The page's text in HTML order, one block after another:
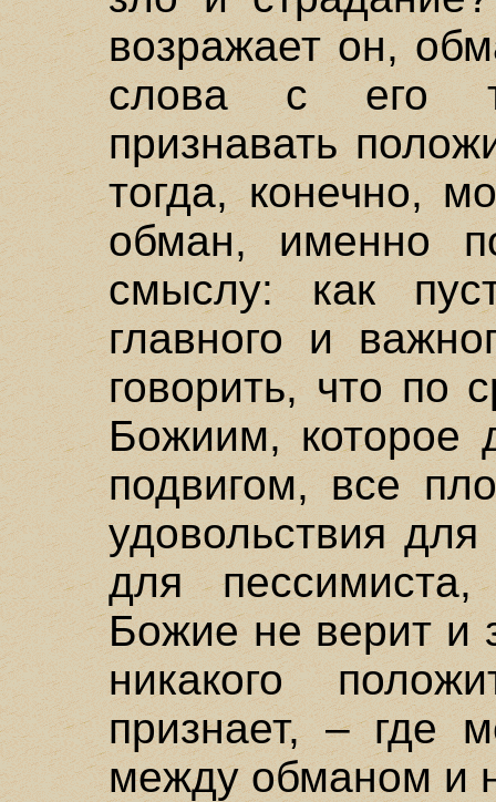
возражает он,
слова с его
признавать
тогда, конечно,
обман, именно
смыслу: как
главного и
говорить, что по
Божиим, которое
подвигом, все
удовольствия
для
Божие не верит и
никакого
признает, – где
между обманом и